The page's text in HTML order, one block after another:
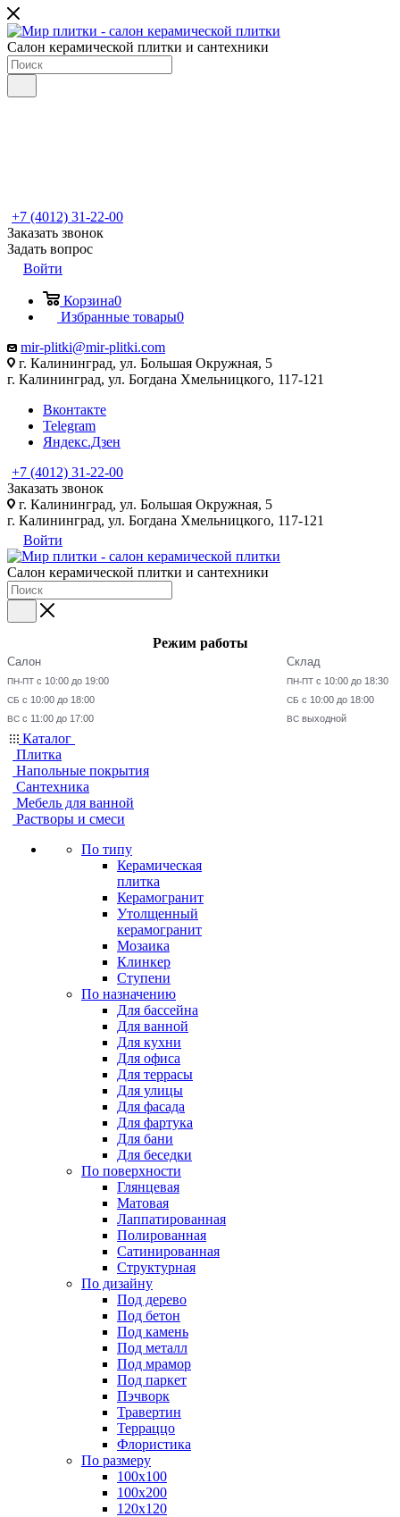
Салон керамической плитки и сантехники
+7 (4012) 31-22-00
Заказать звонок
Задать вопрос
Войти
Корзина0
Избранные товары0
mir-plitki@mir-plitki.com
г. Калининград, ул. Большая Окружная, 5
г. Калининград, ул. Богдана Хмельницкого, 117-121
Вконтакте
Telegram
Яндекс.Дзен
+7 (4012) 31-22-00
Заказать звонок
г. Калининград, ул. Большая Окружная, 5
г. Калининград, ул. Богдана Хмельницкого, 117-121
Войти
Салон керамической плитки и сантехники
Режим работы
Салон
ПН-ПТ с 10:00 до 19:00
СБ с 10:00 до 18:00
ВС с 11:00 до 17:00
Склад
ПН-ПТ с 10:00 до 18:30
СБ с 10:00 до 18:00
ВС выходной
Каталог
Плитка
Напольные покрытия
Сантехника
Мебель для ванной
Растворы и смеси
По типу
Керамическая
плитка
Керамогранит
Утолщенный
керамогранит
Мозаика
Клинкер
Ступени
По назначению
Для бассейна
Для ванной
Для кухни
Для офиса
Для террасы
Для улицы
Для фасада
Для фартука
Для бани
Для беседки
По поверхности
Глянцевая
Матовая
Лаппатированная
Полированная
Сатинированная
Структурная
По дизайну
Под дерево
Под бетон
Под камень
Под металл
Под мрамор
Под паркет
Пэчворк
Травертин
Терраццо
Флористика
По размеру
100х100
100х200
120х120